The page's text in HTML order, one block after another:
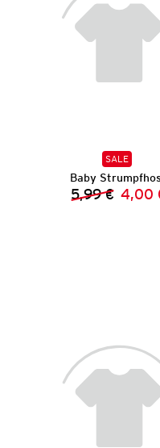
SALE
Baby
5,99 € Neuer
4,00